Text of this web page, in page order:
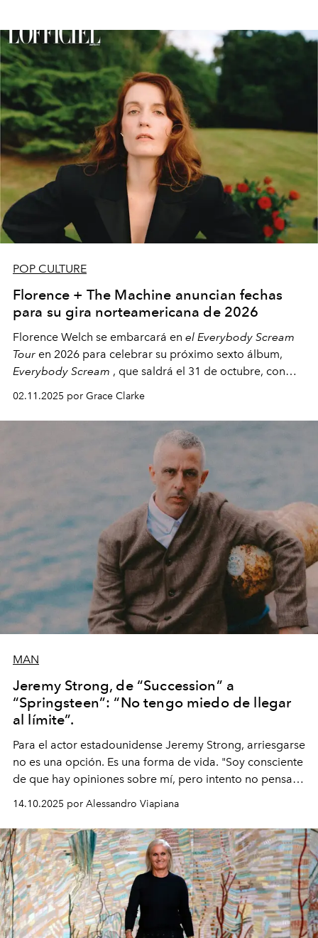
POP CULTURE
Florence + The Machine anuncian fechas
para su gira norteamericana de 2026
Florence Welch se embarcará en el Everybody Scream
Tour en 2026 para celebrar su próximo sexto álbum,
Everybody Scream , que saldrá el 31 de octubre, con
fechas en Norteamérica a partir de abril del próximo
02.11.2025 por Grace Clarke
MAN
Jeremy Strong, de “Succession” a
“Springsteen”: “No tengo miedo de llegar
al límite”.
Para el actor estadounidense Jeremy Strong, arriesgarse
no es una opción. Es una forma de vida. "Soy consciente
de que hay opiniones sobre mí, pero intento no pensar
demasiado en cómo me perciben. Creo que es una
pérdida de tiempo", afirma.
14.10.2025 por Alessandro Viapiana